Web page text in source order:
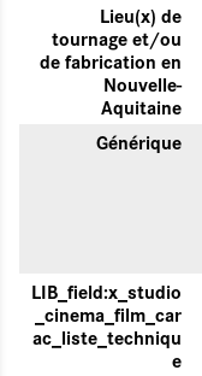
Lieu(x) de
tournage et/ou
de fabrication en
Nouvelle-
Aquitaine
Générique
LIB_field:x_studio
_cinema_film_car
ac_liste_techniqu
e